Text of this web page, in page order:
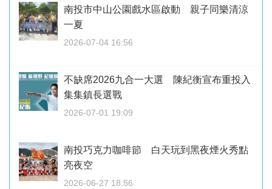
南投市中山公園戲水區啟動 親子同樂清涼
一夏
2026-07-04 16:56
不缺席2026九合一大選 陳紀衡宣布重投入
集集鎮長選戰
2026-07-01 19:09
南投巧克力咖啡節 白天玩到黑夜煙火秀點
亮夜空
2026-06-27 18:56